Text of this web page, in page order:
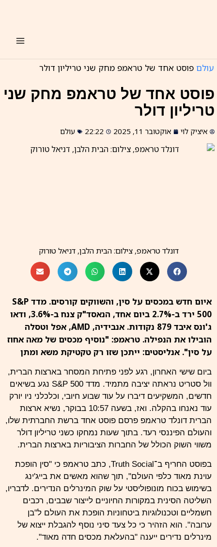
עולם פוסט אחד של טראמפ מחק שני טריליון דולר
פוסט אחד של טראמפ מחק שני
טריליון דולר
איציק לוי אוקטובר 11, 2025 22:22 עולם
דונלד טראמפ, צילום: הבית הלבן, דניאל טורוק
איום חדש במכסים על סין, והשווקים קורסים. מדד S&P
500 ירד ב-2.7% ביום אחד, הנאסד"ק צנח ב-3.6%, ודאו
ג'ונס איבד 879 נקודות. אנבידיה, AMD, אפל וטסלה
הובילו את הנפילה. טראמפ: "נוסיף מכסים של מאה אחוז
על סין". אנליסטים: ייתכן שזו רק טקטיקת משא ומתן
ביום שישי האחרון, רגע לפני פתיחת המסחר בארצות הברית,
וולסטריט נראתה יציבה מתמיד. מדדS&P 500 נגע בשיאים
חדשים, המשקיעים דיברו על עוד שבוע חיובי, וכלכלני ניו יורק
עוד נאנחו בהקלה. ואז, בשעה 10:57 בבוקר, נשיא ארצות
הברית דונלד טראמפ פרסם פוסט אחד ברשת החברתית שלו,
והעולם הפיננסי רעד. בתוך שעות נמחקו כשני טריליון דולר
משווי השוק הכולל של החברות הציבוריות בארצות הברית.
בפוסט החריף ב־ Truth Social, כתב טראמפ כי "סין הופכת
עוינת מאוד כלפי העולם", תוך שהוא מאשים את בייג'ינג
בשימוש בכוח מונופוליסטי על שוק המינרלים הנדירים. לדבריו,
השליטה הסינית במקורות החיוניים לייצור שבבים, רכבים
חשמליים וטכנולוגיות ביטחוניות הופכת את העולם ל"בן
ערובה". הוא הזהיר כי כל צעד סיני נוסף להגבלת ייצוא של
מינרלים נדירים ייענה "בהעלאת מכסים חדה מאוד".